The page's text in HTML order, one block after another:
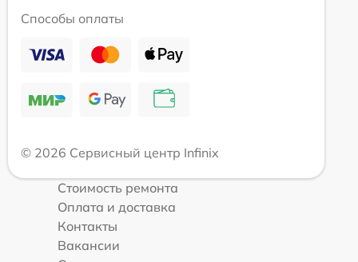
Способы оплаты
© 2026 Сервисный центр Infinix
Стоимость ремонта
Оплата и доставка
Контакты
Вакансии